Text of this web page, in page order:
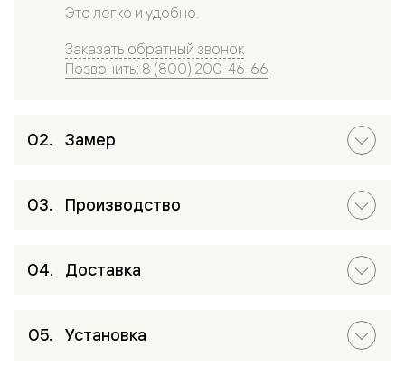
Это легко и удобно.
Заказать обратный звонок
Позвонить: 8 (800) 200-46-66
Замер
Производство
Доставка
Установка